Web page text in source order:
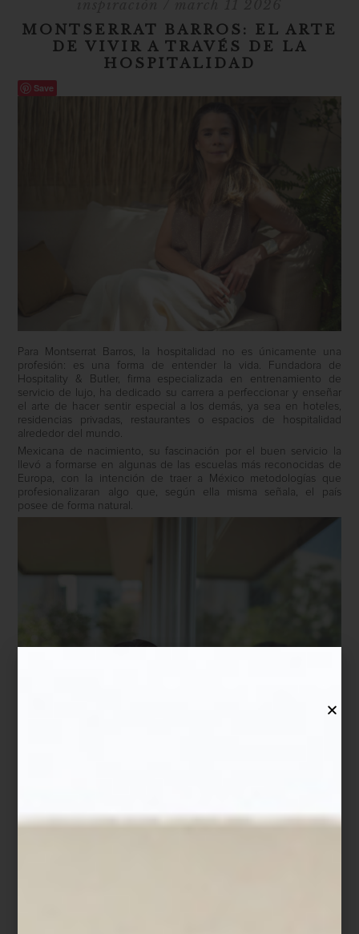
MONTSERRAT BARROS: EL ARTE
DE VIVIR A TRAVÉS DE LA
HOSPITALIDAD
Save
Para Montserrat Barros, la hospitalidad no es únicamente una
profesión: es una forma de entender la vida. Fundadora de
Hospitality & Butler, firma especializada en entrenamiento de
servicio de lujo, ha dedicado su carrera a perfeccionar y enseñar
el arte de hacer sentir especial a los demás, ya sea en hoteles,
residencias privadas, restaurantes o espacios de hospitalidad
alrededor del mundo.
Mexicana de nacimiento, su fascinación por el buen servicio la
llevó a formarse en algunas de las escuelas más reconocidas de
Europa, con la intención de traer a México metodologías que
profesionalizaran algo que, según ella misma señala, el país
posee de forma natural.